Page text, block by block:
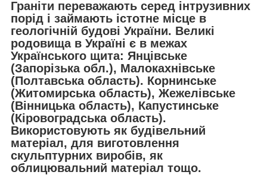
Граніти переважають серед інтрузивних
порід і займають істотне місце в
геологічній будові України. Великі
родовища в Україні є в межах
Українського щита: Янцівське
(Запорізька обл.), Малокахнівське
(Полтавська область). Корнинське
(Житомирська область), Жежелівське
(Вінницька область), Капустинське
(Кіровоградська область).
Використовують як будівельний
матеріал, для виготовлення
скульптурних виробів, як
облицювальний матеріал тощо.